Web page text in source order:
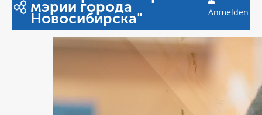
мэрии города
Новосибирска" Anmelden